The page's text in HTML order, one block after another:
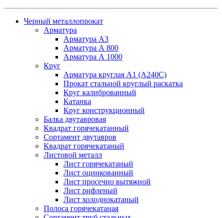
Черный металлопрокат
Арматура
Арматура А3
Арматура А 800
Арматура А 1000
Круг
Арматура круглая А1 (А240C)
Прокат стальной круглый раскатка
Круг калиброванный
Катанка
Круг конструкционный
Балка двутавровая
Квадрат горячекатанный
Сортамент двутавров
Квадрат горячекатаный
Листовой металл
Лист горячекатаный
Лист оцинкованный
Лист просечно вытяжной
Лист рифленый
Лист холоднокатаный
Полоса горячекатаная